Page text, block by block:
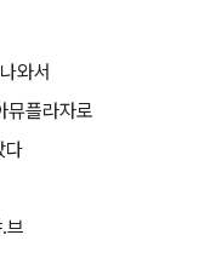
와서
뮤플라자로
다
브